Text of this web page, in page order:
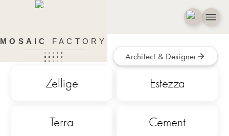
MOSAIC FACTORY
Architect & Designer
Zellige Estezza
Terra Cement